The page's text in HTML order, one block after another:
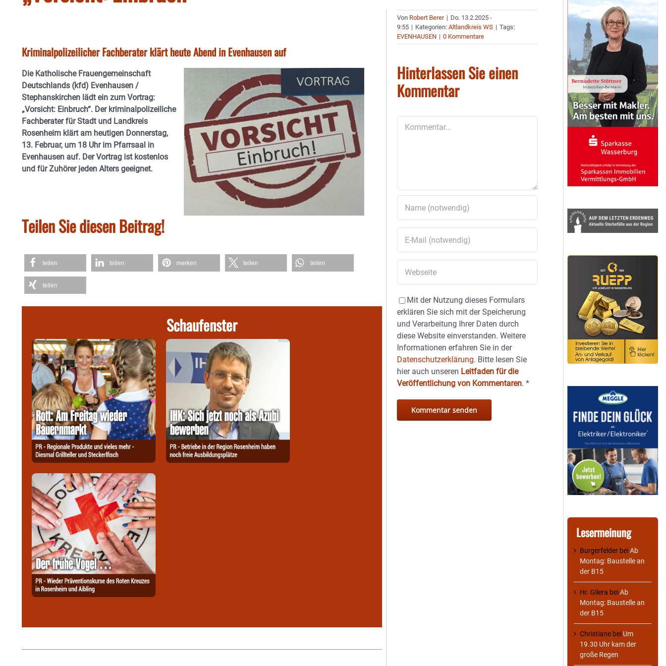
Kriminalpolizeilicher Fachberater klärt heute Abend in Evenhausen auf
Die Katholische Frauengemeinschaft
Deutschlands (kfd) Evenhausen /
Stephanskirchen lädt ein zum Vortrag:
„Vorsicht: Einbruch“. Der kriminalpolizeiliche
Fachberater für Stadt und Landkreis
Rosenheim klärt am heutigen Donnerstag,
13. Februar, um 18 Uhr im Pfarrsaal in
Evenhausen auf. Der Vortrag ist kostenlos
und für Zuhörer jeden Alters geeignet.
Teilen Sie diesen Beitrag!
teilen teilen merken teilen teilen
teilen
Schaufenster
Von Robert Berer | Do. 13.2.2025 -
9:55 | Kategorien:Altlandkreis WS | Tags:
EVENHAUSEN | 0 Kommentare
Hinterlassen Sie einen
Kommentar
Mit der Nutzung dieses Formulars
erklären Sie sich mit der Speicherung
und Verarbeitung Ihrer Daten durch
diese Website einverstanden. Weitere
Informationen erfahren Sie in der
Datenschutzerklärung. Bitte lesen Sie
hier auch unseren Leitfaden für die
Veröffentlichung von Kommentaren.*
Lesermeinung
Burgerfelder beiAb
Montag: Baustelle an
der B15
Hr. Gilera beiAb
Montag: Baustelle an
der B15
Christiane bei Um
19.30 Uhr kam der
große Regen